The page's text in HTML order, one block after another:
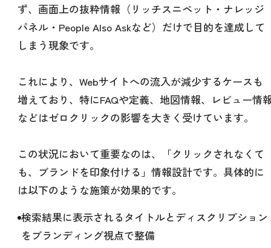
ず、画面上の抜粋情報（リッチスニペット・ナレッジ
パネル・People Also Askなど）だけで目的を達成して
しまう現象です。
これにより、Webサイトへの流入が減少するケースも
増えており、特にFAQや定義、地図情報、レビュー情
などはゼロクリックの影響を大きく受けています。
この状況において重要なのは、「クリックされなくて
も、ブランドを印象付ける」情報設計です。具体的に
は以下のような施策が効果的です。
検索結果に表示されるタイトルとディスクリプション
をブランディング視点で整備